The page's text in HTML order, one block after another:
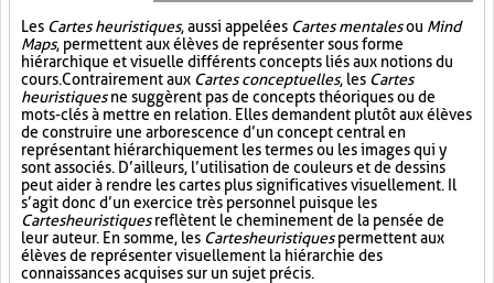
Les Cartes heuristiques, aussi appelées Cartes mentalesou Mind
Maps, permettent aux élèves de représenter sous forme
hiérarchique et visuelle différents concepts liés aux notions du
cours. Contrairement aux Cartes conceptuelles, les Cartes
heuristiquesne suggèrent pas de concepts théoriques ou de
mots-clés à mettre en relation. Elles demandent plutôt aux élèves
de construire une arborescence d’un concept central en
représentant hiérarchiquement les termes ou les images qui y
sont associés. D’ailleurs, l’utilisation de couleurs et de dessins
peut aider à rendre les cartes plus significatives visuellement. Il
s’agit donc d’un exercice très personnel puisque les
Cartes heuristiquesreflètent le cheminement de la pensée de
leur auteur. En somme, les Cartes heuristiquespermettent aux
élèves de représenter visuellement la hiérarchie des
connaissances acquises sur un sujet précis.